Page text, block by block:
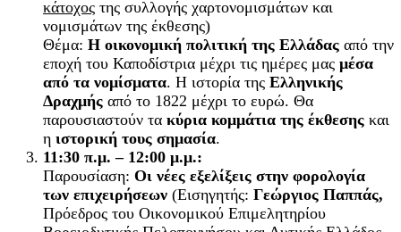
κάτοχος της συλλογής χαρτονομισμάτων και
νομισμάτων της έκθεσης)
Θέμα: Η οικονομική πολιτική της Ελλάδας από την
εποχή του Καποδίστρια μέχρι τις ημέρες μας μέσα
από τα νομίσματα. Η ιστορία της Ελληνικής
Δραχμής από το 1822 μέχρι το ευρώ. Θα
παρουσιαστούν τα κύρια κομμάτια της έκθεσης και
η ιστορική τους σημασία.
11:30 π.μ. – 12:00 μ.μ.:
Παρουσίαση: Οι νέες εξελίξεις στην φορολογία
των επιχειρήσεων (Εισηγητής: Γεώργιος Παππάς,
Πρόεδρος του Οικονομικού Επιμελητηρίου